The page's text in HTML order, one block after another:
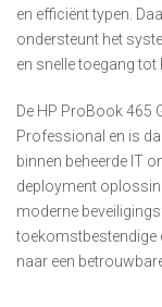
en efficiënt typen.
ondersteunt het
en snelle toegang tot
De HP ProBook 465
Professional en is
binnen beheerde IT
deployment
moderne
toekomstbestendige
naar een